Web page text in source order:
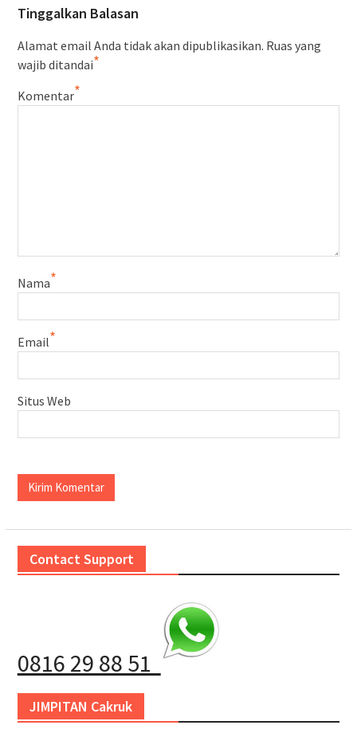
Tinggalkan Balasan
Alamat email Anda tidak akan dipublikasikan. Ruas yang
wajib ditandai*
Komentar*
Nama*
Email*
Situs Web
Contact Support
0816 29 88 51
JIMPITAN Cakruk